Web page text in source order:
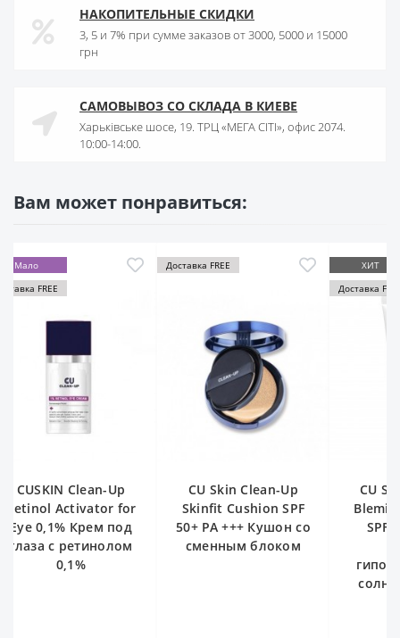
НАКОПИТЕЛЬНЫЕ СКИДКИ
3, 5 и 7% при сумме заказов от 3000, 5000 и 15000
грн
САМОВЫВОЗ СО СКЛАДА В КИЕВЕ
Харьківське шосе, 19. ТРЦ «МЕГА СІТІ», офис 2074.
10:00-14:00.
Вам может понравиться:
Доставка FREE
CU Skin Clean-Up
Skinfit Cushion SPF
50+ PA +++ Кушон со
сменным блоком
ХИТ
CU SKIN Clean Up
Blemish Sun Lotion
SPF 50+ PA++++
Лёгкий
-13%
ХИТ